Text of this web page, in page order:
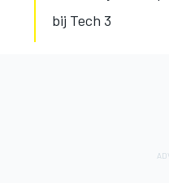
bij Tech 3